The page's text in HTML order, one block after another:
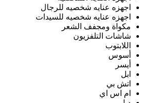
اجهزه عنايه شخصيه للرجال
اجهزه عنايه شخصيه للسيدات
مكواة ومجفف الشعر
شاشات التلفزيون
اللابتوب
أسوس
أيسر
ابل
اتش بي
ام اس اي